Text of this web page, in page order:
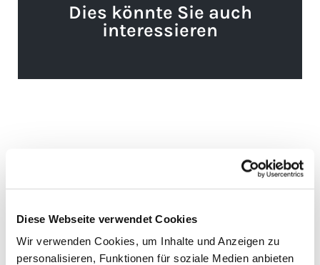
Diese Webseite verwendet Cookies
Wir verwenden Cookies, um Inhalte und Anzeigen zu
personalisieren, Funktionen für soziale Medien anbieten
Dies könnte Sie auch
interessieren